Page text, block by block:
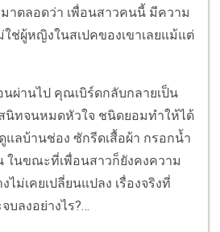
าตลอดว่า เพื่อนสาวคนนี้ มีความ
ใช่ผู้หญิงในสเปคของเขาเลยแม้แต่
ผ่านไป คุณเบิร์ดกลับกลายเป็น
นิทจนหมดหัวใจ ชนิดยอมทำให้ได้
แลบ้านช่อง ซักรีดเสื้อผ้า กรอกน้ำ
ในขณะที่เพื่อนสาวก็ยังคงความ
งไม่เคยเปลี่ยนแปลง เรื่องจริงที่
บลงอย่างไร?…